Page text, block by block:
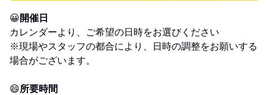
😀開催日
カレンダーより、ご希望の日時をお選びください
※現場やスタッフの都合により、日時の調整をお願いする
場合がございます。
😄所要時間